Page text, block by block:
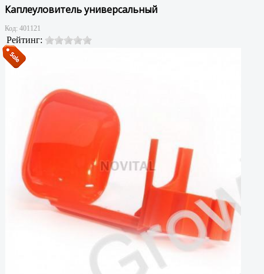
Каплеуловитель универсальный
Код: 401121
Рейтинг: